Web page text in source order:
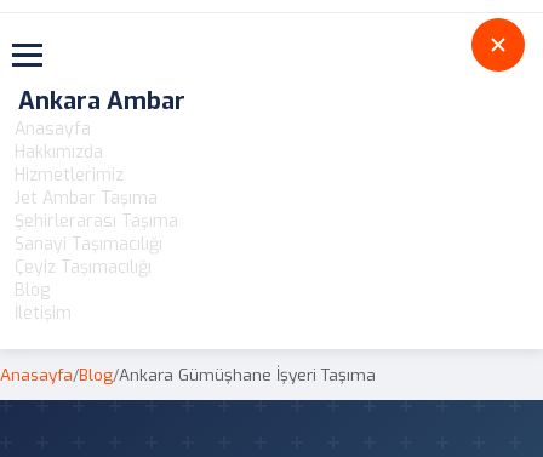
Toggle navigation
Ankara Ambar
Anasayfa
Hakkımızda
Hizmetlerimiz
Jet Ambar Taşıma
Şehirlerarası Taşıma
Sanayi Taşımacılığı
Çeyiz Taşımacılığı
Blog
İletişim
Anasayfa/Blog/Ankara Gümüşhane İşyeri Taşıma